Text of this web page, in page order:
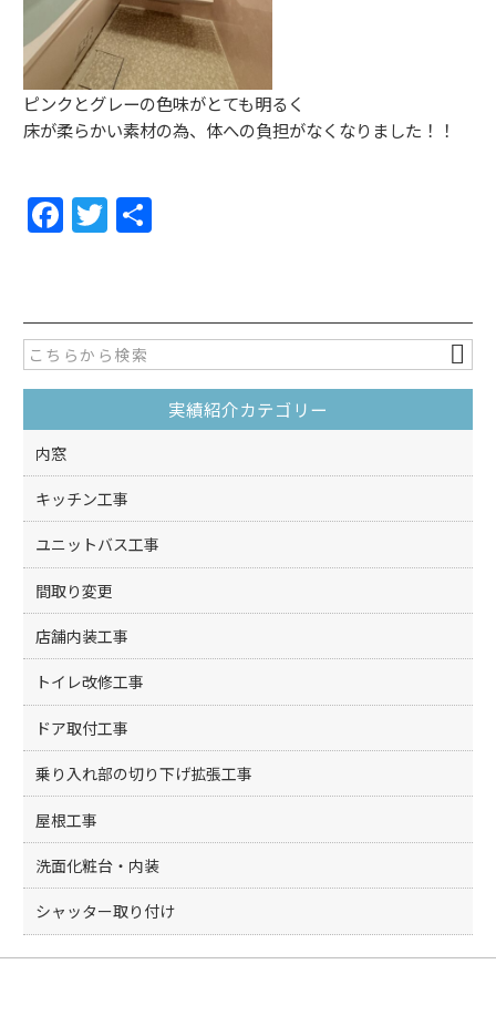
ピンクとグレーの色味がとても明るく
床が柔らかい素材の為、体への負担がなくなりました！！
F
e
b
o
o
k
T
er
実績紹介カテゴリー
内窓
キッチン工事
ユニットバス工事
間取り変更
店舗内装工事
トイレ改修工事
ドア取付工事
乗り入れ部の切り下げ拡張工事
屋根工事
洗面化粧台・内装
シャッター取り付け